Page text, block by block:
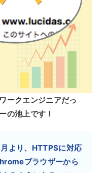
ークエンジニアだっ
の池上です！
より、HTTPSに対応
ブラウザーから